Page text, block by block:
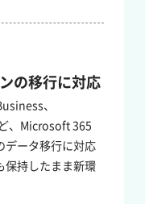
の移行に対応
、
、Microsoft 365
データ移行に対応
保持したまま新環